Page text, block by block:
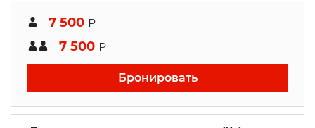
7 500 ₽
7 500 ₽
Бронировать